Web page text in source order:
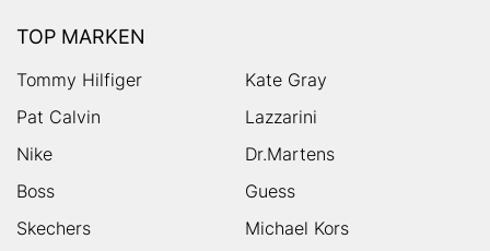
TOP MARKEN
Tommy Hilfiger
Kate Gray
Pat Calvin
Lazzarini
Nike
Dr.Martens
Boss
Guess
Skechers
Michael Kors